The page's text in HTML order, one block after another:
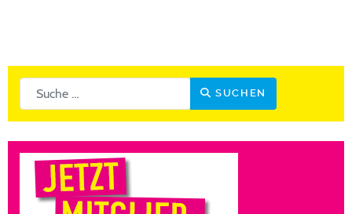
Suchen SUCHEN